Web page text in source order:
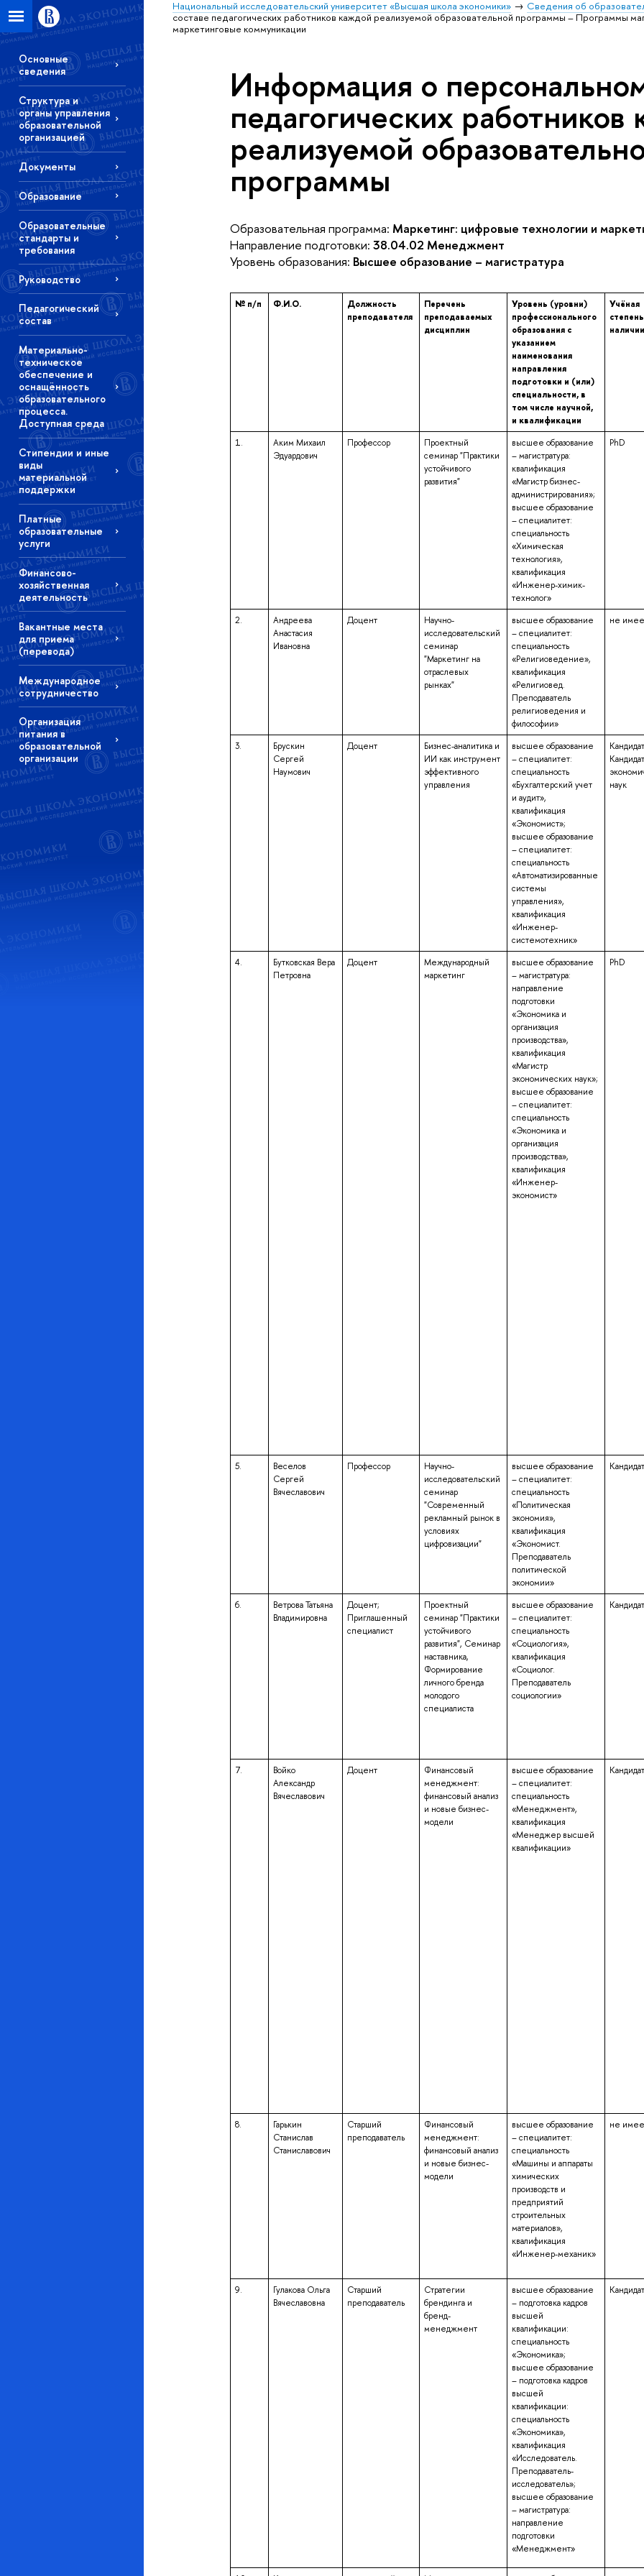
Национальный исследовательский университет «Высшая школа экономики» Сведения об
составе педагогических работников каждой реализуемой образовательной программы – Программы
маркетинговые коммуникации
Основные
сведения
Структура и
органы управления
образовательной
организацией
Документы
Образование
Образовательные
стандарты и
требования
Руководство
Педагогический
состав
Материально-
техническое
обеспечение и
оснащённость
образовательного
процесса.
Доступная среда
Стипендии и иные
виды
материальной
поддержки
Платные
образовательные
услуги
Финансово-
хозяйственная
деятельность
Вакантные места
для приема
(перевода)
Международное
сотрудничество
Организация
питания в
образовательной
организации
Информация о
педагогических работников
реализуемой
программы
Образовательная программа: Маркетинг: цифровые технологии и
Направление подготовки: 38.04.02 Менеджмент
Уровень образования: Высшее образование – магистратура
№ п/п Ф.И.О.
Должность
преподавателя
Перечень
преподаваемых
дисциплин
Уровень (уровни)
профессионального
образования с
указанием
наименования
направления
подготовки и (или)
специальности, в
том числе научной,
и квалификации
Учёная
1.
Аким Михаил
Эдуардович
Профессор
Проектный
семинар "Практики
устойчивого
развития"
высшее образование
– магистратура:
квалификация
«Магистр бизнес-
администрирования»;
высшее образование
– специалитет:
специальность
«Химическая
технология»,
квалификация
«Инженер-химик-
технолог»
PhD
2.
Андреева
Анастасия
Ивановна
Доцент
Научно-
исследовательский
семинар
"Маркетинг на
отраслевых
рынках"
высшее образование
– специалитет:
специальность
«Религиоведение»,
квалификация
«Религиовед.
Преподаватель
религиоведения и
философии»
не
3.
Брускин
Сергей
Наумович
Доцент
Бизнес-аналитика и
ИИ как инструмент
эффективного
управления
высшее образование
– специалитет:
специальность
«Бухгалтерский учет
и аудит»,
квалификация
«Экономист»;
высшее образование
– специалитет:
специальность
«Автоматизированные
системы
управления»,
квалификация
«Инженер-
системотехник»
Кандидат
наук
4.
Бутковская Вера
Петровна
Доцент
Международный
маркетинг
высшее образование
– магистратура:
направление
подготовки
«Экономика и
организация
производства»,
квалификация
«Магистр
экономических наук»;
высшее образование
– специалитет:
специальность
«Экономика и
организация
производства»,
квалификация
«Инженер-
экономист»
PhD
5.
Веселов
Сергей
Вячеславович
Профессор
Научно-
исследовательский
семинар
"Современный
рекламный рынок в
условиях
цифровизации"
высшее образование
– специалитет:
специальность
«Политическая
экономия»,
квалификация
«Экономист.
Преподаватель
политической
экономии»
6.
Ветрова Татьяна
Владимировна
Доцент;
Приглашенный
специалист
Проектный
семинар "Практики
устойчивого
развития", Семинар
наставника,
Формирование
личного бренда
молодого
специалиста
высшее образование
– специалитет:
специальность
«Социология»,
квалификация
«Социолог.
Преподаватель
социологии»
7.
Войко
Александр
Вячеславович
Доцент
Финансовый
менеджмент:
финансовый анализ
и новые бизнес-
модели
высшее образование
– специалитет:
специальность
«Менеджмент»,
квалификация
«Менеджер высшей
квалификации»
8.
Гарькин
Станислав
Станиславович
Старший
преподаватель
Финансовый
менеджмент:
финансовый анализ
и новые бизнес-
модели
высшее образование
– специалитет:
специальность
«Машины и аппараты
химических
производств и
предприятий
строительных
материалов»,
квалификация
«Инженер-механик»
не
9.
Гулакова Ольга
Вячеславовна
Старший
преподаватель
Стратегии
брендинга и
бренд-
менеджмент
высшее образование
– подготовка кадров
высшей
квалификации:
специальность
«Экономика»;
высшее образование
– подготовка кадров
высшей
квалификации:
специальность
«Экономика»,
квалификация
«Исследователь.
Преподаватель-
исследователь»;
высшее образование
– магистратура:
направление
подготовки
«Менеджмент»